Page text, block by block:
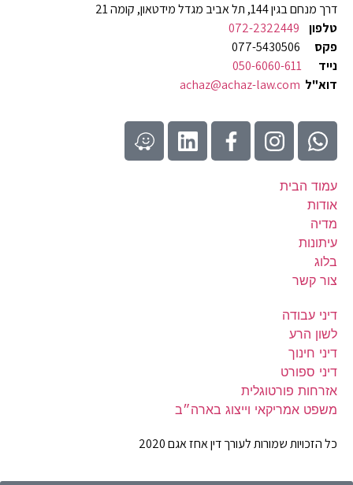
דרך מנחם בגין 144, תל אביב מגדל מידטאון, קומה 21
טלפון 072-2322449
פקס 077-5430506
נייד
050-6060-611
דוא"ל achaz@achaz-law.com
עמוד הבית
אודות
מדיה
עיתונות
בלוג
צור קשר
דיני עבודה
לשון הרע
דיני חינוך
דיני ספורט
אזרחות פורטוגלית
משפט אמריקאי וייצוג בארה״ב
כל הזכויות שמורות לעורך דין אחז אגם 2020